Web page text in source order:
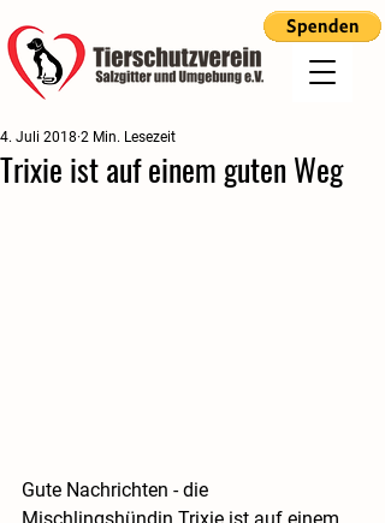
Trixie ist auf einem guten Weg
4. Juli 2018 2 Min. Lesezeit
Gute Nachrichten - die